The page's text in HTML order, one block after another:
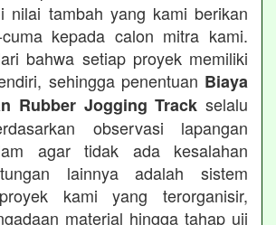
nilai tambah yang kami berikan
kepada calon mitra kami.
bahwa setiap proyek memiliki
sehingga penentuan Biaya
Rubber Jogging Track selalu
observasi lapangan
agar tidak ada kesalahan
lainnya adalah sistem
kami yang terorganisir,
material hingga tahap uji